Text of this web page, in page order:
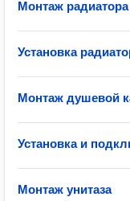
Монтаж
Установка
Монтаж душевой
Установка и
Монтаж унитаза